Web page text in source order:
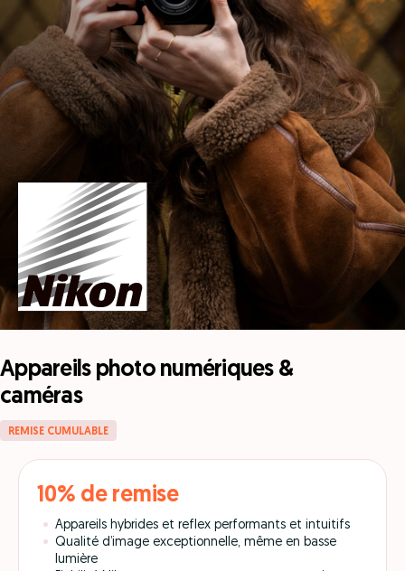
Appareils photo numériques &
caméras
REMISE CUMULABLE
10% de remise
Appareils hybrides et reflex performants et intuitifs
Qualité d’image exceptionnelle, même en basse
lumière